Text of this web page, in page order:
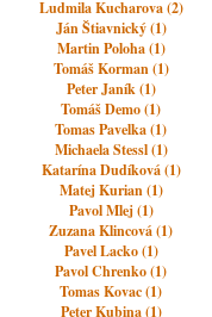
Ludmila Kucharova (2)
Ján Štiavnický (1)
Martin Poloha (1)
Tomáš Korman (1)
Peter Janík (1)
Tomáš Demo (1)
Tomas Pavelka (1)
Michaela Stessl (1)
Katarína Dudíková (1)
Matej Kurian (1)
Pavol Mlej (1)
Zuzana Klincová (1)
Pavel Lacko (1)
Pavol Chrenko (1)
Tomas Kovac (1)
Peter Kubina (1)